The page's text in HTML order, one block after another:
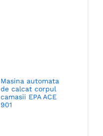
Masina automata
de calcat corpul
camasii EPA ACE
901